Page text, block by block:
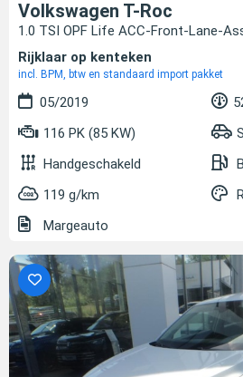
Volkswagen T-Roc
1.0 TSI OPF Life ACC-Front-Lane-
Rijklaar op kenteken
incl. BPM, btw en standaard import pakket
05/2019
116 PK (85 KW)
Handgeschakeld
119 g/km
Margeauto